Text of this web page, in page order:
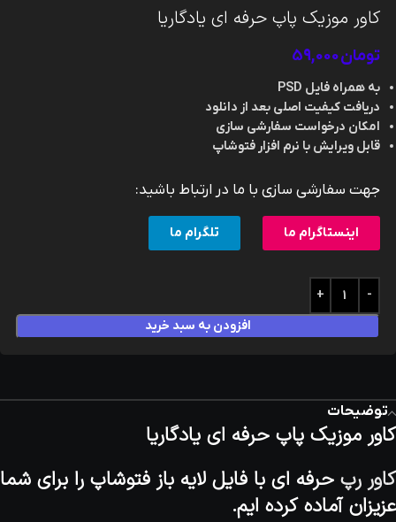
کاور موزیک پاپ حرفه ای یادگاریا
تومان
به همراه فایل PSD
دریافت کیفیت اصلی بعد از دانلود
امکان درخواست سفارشی سازی
قابل ویرایش با نرم افزار فتوشاپ
جهت سفارشی سازی با ما در ارتباط باشید:
اینستاگرام ما تلگرام ما
افزودن به سبد خرید
توضیحات
کاور موزیک پاپ حرفه ای یادگاریا
کاور رپ حرفه ای با فایل لایه باز فتوشاپ را برای شما
عزیزان آماده کرده ایم.